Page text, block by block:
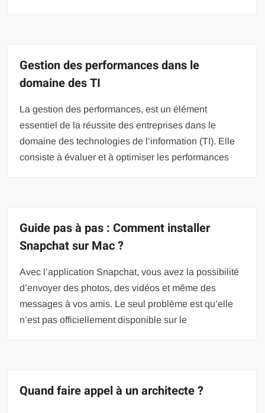
Gestion des performances dans le
domaine des TI
La gestion des performances, est un élément
essentiel de la réussite des entreprises dans le
domaine des technologies de l’information (TI). Elle
consiste à évaluer et à optimiser les performances
Guide pas à pas : Comment installer
Snapchat sur Mac ?
Avec l’application Snapchat, vous avez la possibilité
d’envoyer des photos, des vidéos et même des
messages à vos amis. Le seul problème est qu’elle
n’est pas officiellement disponible sur le
Quand faire appel à un architecte ?